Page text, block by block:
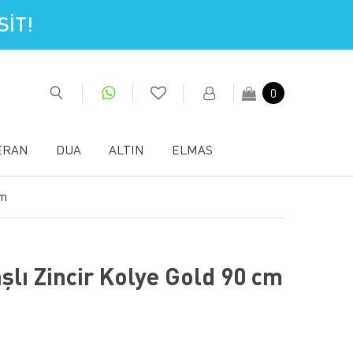
0
DUA ALTIN ELMAS
Zincir Kolye Gold 90 cm